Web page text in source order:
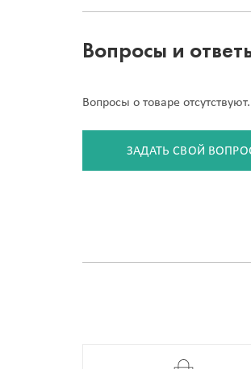
Вопросы и
Вопросы о товаре
ЗАДАТЬ СВОЙ